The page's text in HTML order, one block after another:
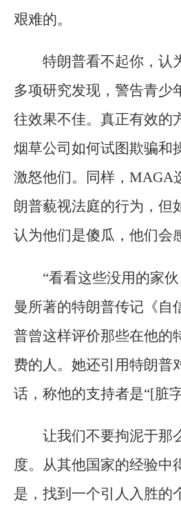
艰难的。
特朗普看不起你，认
多项研究发现，警告青少
往效果不佳。真正有效的
烟草公司如何试图欺骗
激怒他们。同样，MAGA
朗普藐视法庭的行为，但
认为他们是傻瓜，他们会
“看看这些没用的家
曼所著的特朗普传记《自
普曾这样评价那些在他的
费的人。她还引用特朗普
话，称他的支持者是“[脏字
让我们不要拘泥于那
度。从其他国家的经验中
是，找到一个引人入胜的